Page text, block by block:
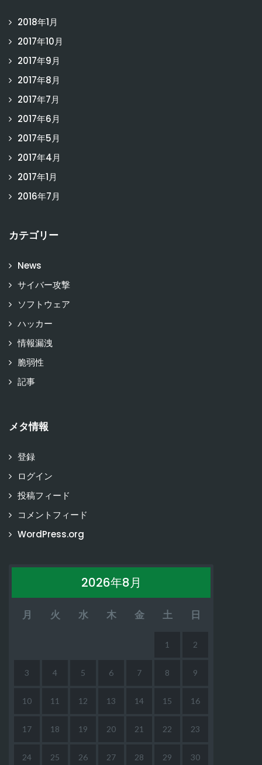
2018年1月
2017年10月
2017年9月
2017年8月
2017年7月
2017年6月
2017年5月
2017年4月
2017年1月
2016年7月
カテゴリー
News
サイバー攻撃
ソフトウェア
ハッカー
情報漏洩
脆弱性
記事
メタ情報
登録
ログイン
投稿フィード
コメントフィード
WordPress.org
2026年8月
月 火 水 木 金 土 日
1 2
3 4 5 6 7 8 9
10 11 12 13 14 15 16
17 18 19 20 21 22 23
24 25 26 27 28 29 30